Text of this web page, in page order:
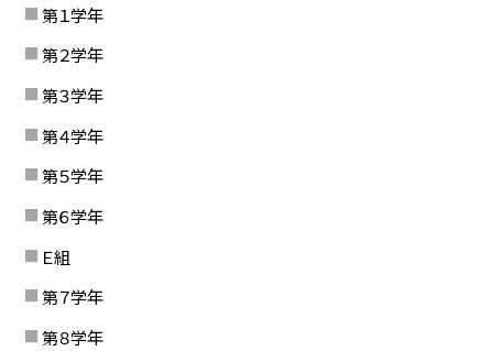
第１学年
第２学年
第３学年
第４学年
第５学年
第６学年
Ｅ組
第７学年
第８学年